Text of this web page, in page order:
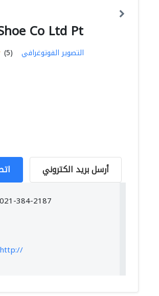
Co Ltd Pt
(5) التصوير الفوتوغرافي
أرسل بريد الكتروني
021-384-2187
http://